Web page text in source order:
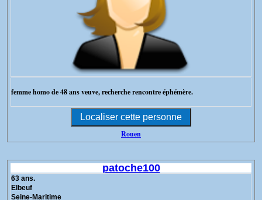
femme homo de 48 ans veuve, recherche rencontre éphémère.
Rouen
patoche100
63 ans.
Elbeuf
Seine-Maritime